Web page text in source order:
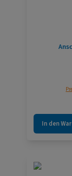
In den